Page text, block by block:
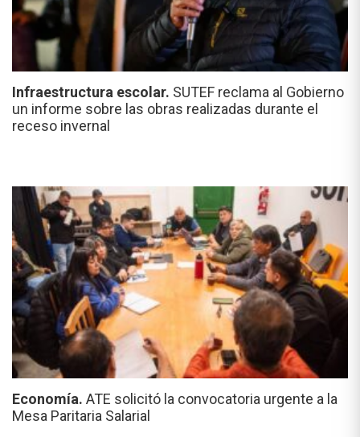
Infraestructura escolar. SUTEF reclama al Gobierno
un informe sobre las obras realizadas durante el
receso invernal
Economía. ATE solicitó la convocatoria urgente a la
Mesa Paritaria Salarial